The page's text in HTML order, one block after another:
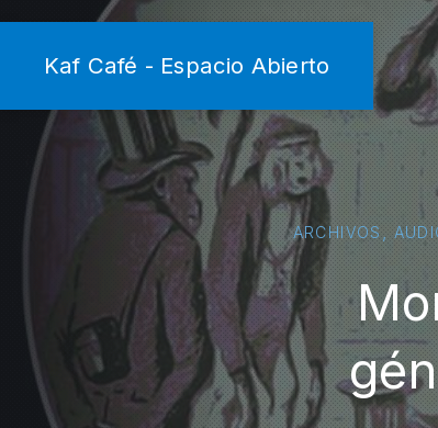
Kaf Café - Espacio Abierto
ARCHIVOS,